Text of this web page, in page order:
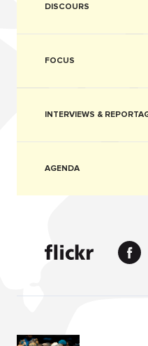
DISCOURS
FOCUS
INTERVIEWS &
AGENDA